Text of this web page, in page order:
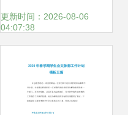
更新时间：2026-08-06
04:07:38